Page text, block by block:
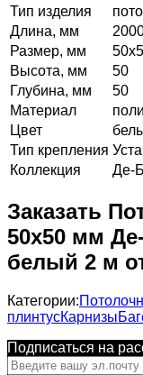
Тип изделия
Длина, мм
Размер, мм
Высота, мм
50
Глубина, мм
50
Материал
Цвет
Тип крепления
Коллекция
Де-
Заказать
50х50 мм
белый 2 м
Категории:
плинтусКарнизы
Подписаться на